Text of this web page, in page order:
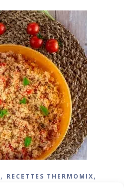
, RECETTES THERMOMIX,